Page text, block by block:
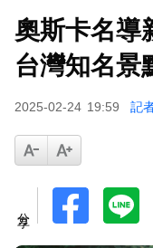
奧斯卡名導
台灣知名景
2025-02-24 19:59 記